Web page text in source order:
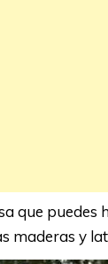
que puedes
maderas y